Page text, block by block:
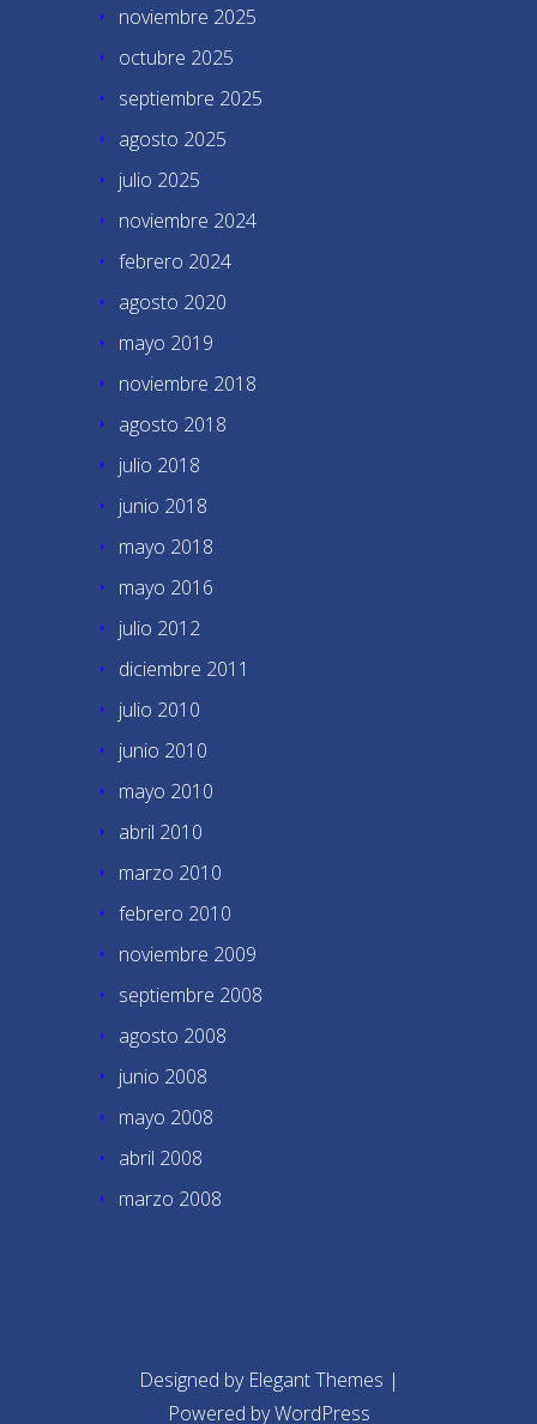
noviembre 2025
octubre 2025
septiembre 2025
agosto 2025
julio 2025
noviembre 2024
febrero 2024
agosto 2020
mayo 2019
noviembre 2018
agosto 2018
julio 2018
junio 2018
mayo 2018
mayo 2016
julio 2012
diciembre 2011
julio 2010
junio 2010
mayo 2010
abril 2010
marzo 2010
febrero 2010
noviembre 2009
septiembre 2008
agosto 2008
junio 2008
mayo 2008
abril 2008
marzo 2008
Designed by Elegant Themes |
Powered byWordPress